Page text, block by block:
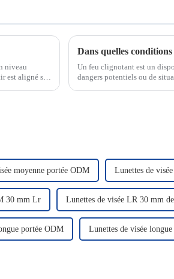
niveau
est aligné sur
Un feu clignotant est un
dangers potentiels ou de
moyenne portée ODM Lunettes de
30 mm Lr Lunettes de visée LR 30 mm
portée ODM Lunettes de visée